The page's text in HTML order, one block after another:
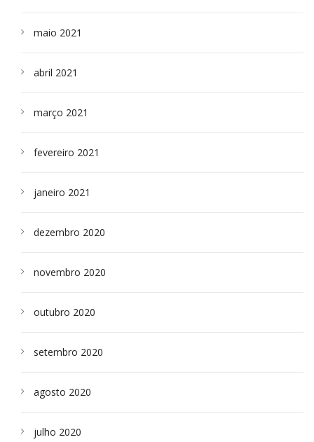
maio 2021
abril 2021
março 2021
fevereiro 2021
janeiro 2021
dezembro 2020
novembro 2020
outubro 2020
setembro 2020
agosto 2020
julho 2020